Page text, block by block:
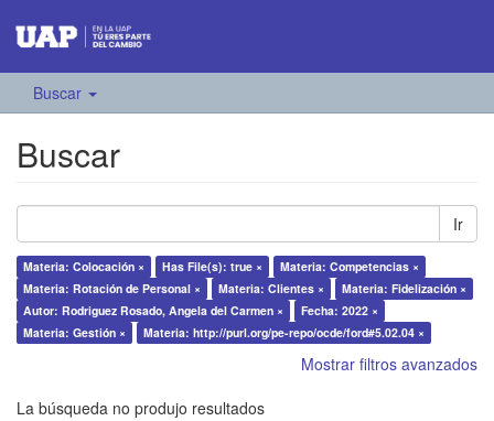
Buscar
Buscar
Ir
Materia: Colocación × Has File(s): true ×
Materia: Competencias ×
Materia: Rotación de Personal ×
Materia: Clientes ×
Materia: Fidelización ×
Autor: Rodriguez Rosado, Angela del Carmen ×
Fecha: 2022 ×
Materia: Gestión ×
Materia: http://purl.org/pe-repo/ocde/ford#5.02.04 ×
Mostrar filtros avanzados
La búsqueda no produjo resultados